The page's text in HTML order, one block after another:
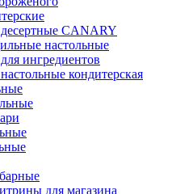
CANARY
настольные
ингредиентов
кондитерская
для магазина